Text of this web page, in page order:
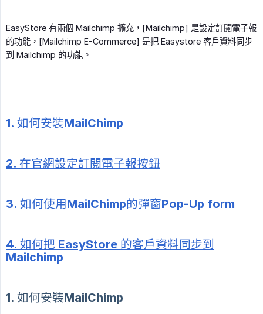
EasyStore 有兩個 Mailchimp 擴充，[Mailchimp] 是設定訂閱電子報
的功能，[Mailchimp E-Commerce] 是把 Easystore 客戶資料同步
到 Mailchimp 的功能。
1. 如何安裝MailChimp
2. 在官網設定訂閱電子報按鈕
3. 如何使用MailChimp的彈窗Pop-Up form
4. 如何把 EasyStore 的客戶資料同步到
Mailchimp
1. 如何安裝MailChimp